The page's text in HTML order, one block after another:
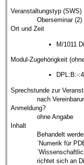
Veranstaltungstyp (SWS)
Oberseminar (2)
Ort und Zeit
M/1011
Modul-Zugehörigkeit
DPL:B:-:4
Sprechstunde zur
nach
Anmeldung?
ohne Angabe
Inhalt
Behandelt
`Numerik für
richtet sich an